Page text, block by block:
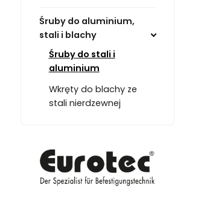
Śruby do aluminium,
stali i blachy
Śruby do stali i
aluminium
Wkręty do blachy ze
stali nierdzewnej